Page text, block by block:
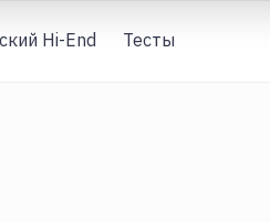
Hi-End Тесты